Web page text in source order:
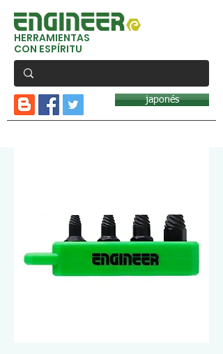
HERRAMIENTAS
CON ESPÍRITU
japonés